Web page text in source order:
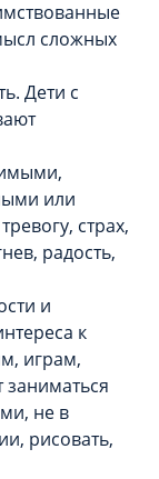
сложных
Дети с
или
страх,
радость,
и
к
играм,
не в
рисовать,